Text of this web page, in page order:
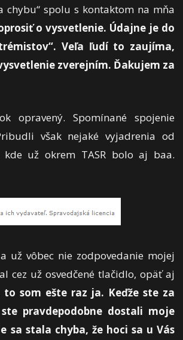
chybu“ spolu s kontaktom na mňa
o vysvetlenie. Údajne je do
Veľa ľudí to zaujíma,
zverejním. Ďakujem za
Spomínané spojenie
však nejaké vyjadrenia od
už okrem TASR bolo aj baa.
už vôbec nie zodpovedanie mojej
cez už osvedčené tlačidlo, opäť aj
to som ešte raz ja. Keďže ste za
pravdepodobne dostali moje
sa stala chyba, že hoci sa u Vás